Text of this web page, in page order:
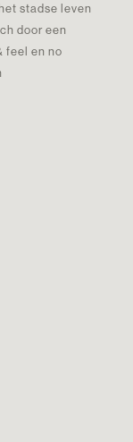
stadse leven
door een
feel en no